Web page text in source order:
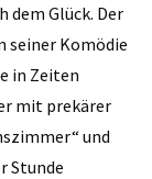
dem Glück. Der
seiner Komödie
in Zeiten
mit prekärer
und
Stunde